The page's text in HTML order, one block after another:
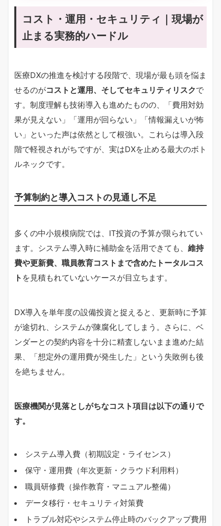
コスト・運用・セキュリティ｜現場が
止まる実務的ハードル
医療DXの推進を検討する段階で、現場が最も頭を悩ま
せるのがコストと運用、そしてセキュリティリスクで
す。制度理解も技術導入も進めたものの、「費用対効
果が見えない」「運用が回らない」「情報漏えいが怖
い」といった声は依然として根強い。これらは導入段
階で軽視されがちですが、実はDXを止める最大のボト
ルネックです。
予算制約と導入コストの見通し不足
多くの中小規模病院では、IT投資の予算が限られてい
ます。システム導入時に補助金を活用できても、 維持
費や更新費、職員教育コストまで含めたトータルコス
ト を見積もれていないケースが目立ちます。
DX導入を単年度の設備投資と捉えると、更新時に予算
が途切れ、システムが陳腐化してしまう。さらに、ベ
ンダーとの契約内容を十分に精査しないまま進めた結
果、「想定外の運用費が発生した」という失敗例も後
を絶ちません。
医療機関が見落としがちなコスト項目は以下の通りで
す。
システム導入費（初期設定・ライセンス）
保守・運用費（年次更新・クラウド利用料）
職員研修費（操作教育・マニュアル整備）
データ移行・セキュリティ対策費
トラブル対応やシステム停止時のバックアップ費用